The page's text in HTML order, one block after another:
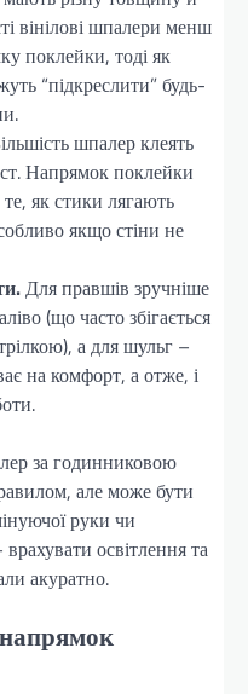
вінілові шпалери менш
поклейки, тоді як
“підкреслити” будь-
шпалер клеять
Напрямок поклейки
як стики лягають
якщо стіни не
Для правшів зручніше
(що часто збігається
а для шульг –
на комфорт, а отже, і
за годинниковою
але може бути
руки чи
освітлення та
акуратно.